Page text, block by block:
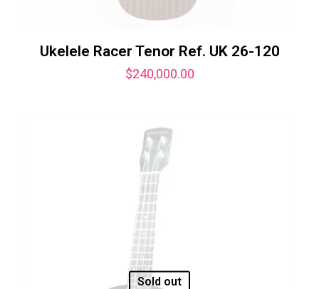
Ukelele Racer Tenor Ref. UK 26-120
$240,000.00
Sold out